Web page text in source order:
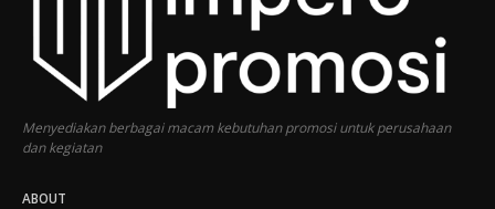
Menyediakan berbagai macam kebutuhan promosi untuk perusahaan
dan kegiatan
ABOUT